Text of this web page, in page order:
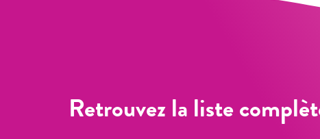
Retrouvez la liste